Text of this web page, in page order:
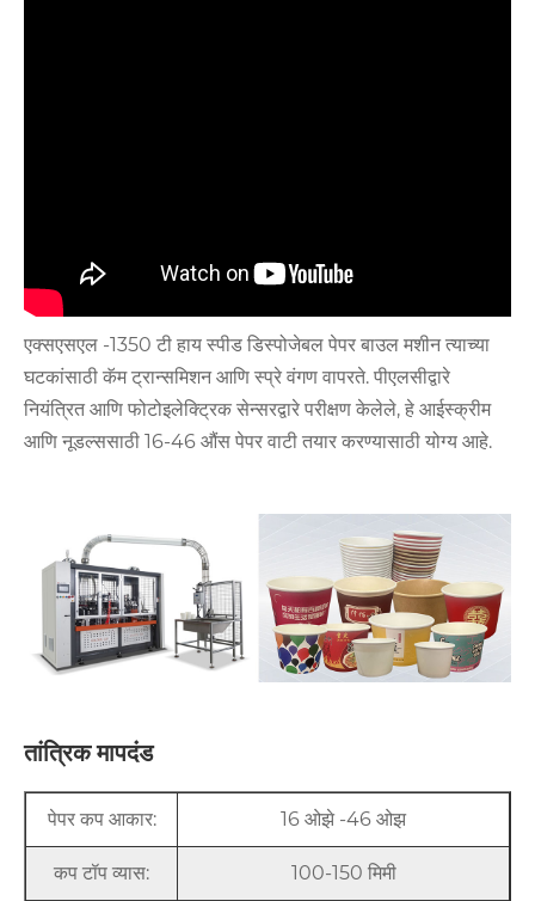
एक्सएसएल -1350 टी हाय स्पीड डिस्पोजेबल पेपर बाउल मशीन त्याच्या
घटकांसाठी कॅम ट्रान्समिशन आणि स्प्रे वंगण वापरते. पीएलसीद्वारे
नियंत्रित आणि फोटोइलेक्ट्रिक सेन्सरद्वारे परीक्षण केलेले, हे आईस्क्रीम
आणि नूडल्ससाठी 16-46 औंस पेपर वाटी तयार करण्यासाठी योग्य आहे.
तांत्रिक मापदंड
पेपर कप आकार: 16 ओझे -46 ओझ
कप टॉप व्यास: 100-150 मिमी